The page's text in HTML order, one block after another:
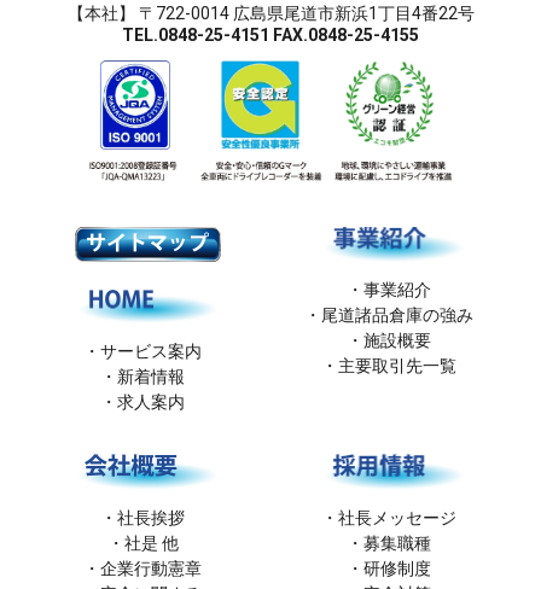
【本社】 〒722-0014 広島県尾道市新浜1丁目4番22号
TEL.0848-25-4151 FAX.0848-25-4155
サービス案内
新着情報
求人案内
事業紹介
尾道諸品倉庫の強み
施設概要
主要取引先一覧
社長挨拶
社是 他
企業行動憲章
社長メッセージ
募集職種
研修制度